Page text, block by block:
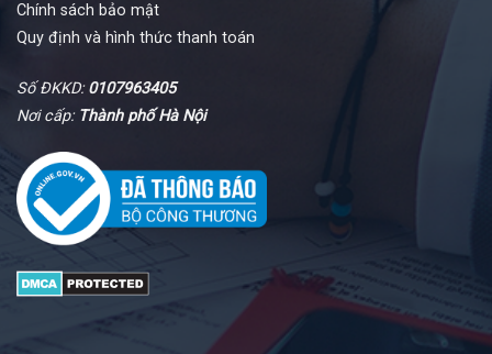
Chính sách bảo mật
Quy định và hình thức thanh toán
Số ĐKKD:0107963405
Nơi cấp: Thành phố Hà Nội